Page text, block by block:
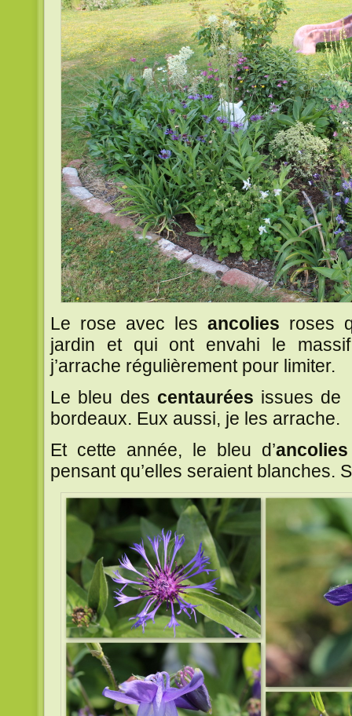
Le rose avec les ancolies roses
jardin et qui ont envahi le
j’arrache régulièrement pour limiter.
Le bleu des centaurées issues
bordeaux. Eux aussi, je les arrache.
Et cette année, le bleu d’ancolies
pensant qu’elles seraient blanches.